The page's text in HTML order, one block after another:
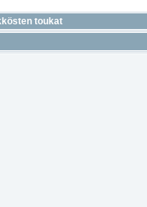
toukat